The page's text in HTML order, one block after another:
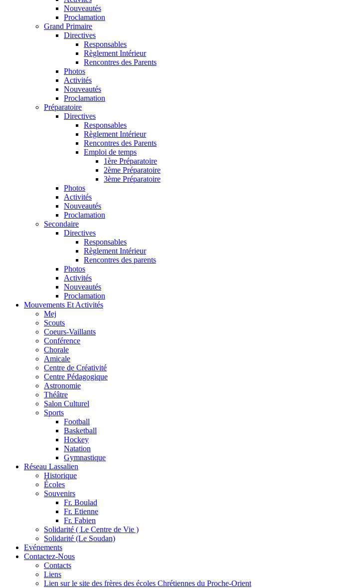
Nouveautés
Proclamation
Grand Primaire
Directives
Responsables
Règlement Intérieur
Rencontres des Parents
Photos
Activités
Nouveautés
Proclamation
Préparatoire
Directives
Responsables
Règlement Intérieur
Rencontres des Parents
Emploi de temps
1ère Préparatoire
2ème Préparatoire
3ème Préparatoire
Photos
Activités
Nouveautés
Proclamation
Secondaire
Directives
Responsables
Règlement Intérieur
Rencontres des parents
Photos
Activités
Nouveautés
Proclamation
Mouvements Et Activités
Mej
Scouts
Coeurs-Vaillants
Conférence
Chorale
Amicale
Centre de Créativité
Centre Pédagogique
Astronomie
Théâtre
Salon Culturel
Sports
Football
Basketball
Hockey
Natation
Gymnastique
Réseau Lassalien
Historique
Écoles
Souvenirs
Fr. Boulad
Fr. Etienne
Fr. Fabien
Solidarité ( Le Centre de Vie )
Solidarité (Le Soudan)
Evénements
Contactez-Nous
Contacts
Liens
Lien sur le site des frères des écoles Chrétiennes du Proche-Orient